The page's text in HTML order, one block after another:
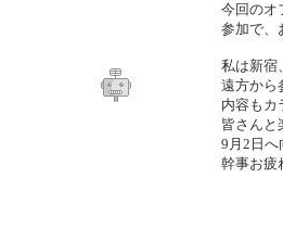
今回のオ
参加で、
私は新宿
遠方から
内容もカ
皆さんと
9月2日へ
幹事お疲